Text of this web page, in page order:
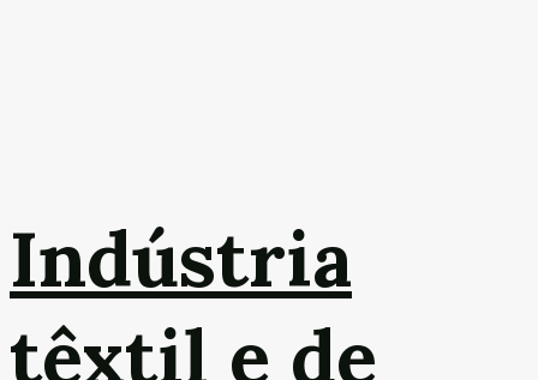
Indústria
têxtil e de